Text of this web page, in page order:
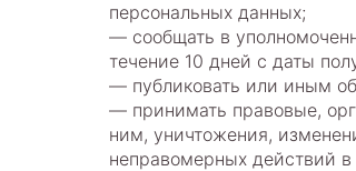
персональных данных;
— сообщать в
течение 10 дней с даты
— публиковать или иным
— принимать правовые,
ним, уничтожения,
неправомерных действий